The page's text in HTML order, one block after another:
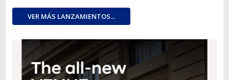
VER MÁS LANZAMIENTOS...